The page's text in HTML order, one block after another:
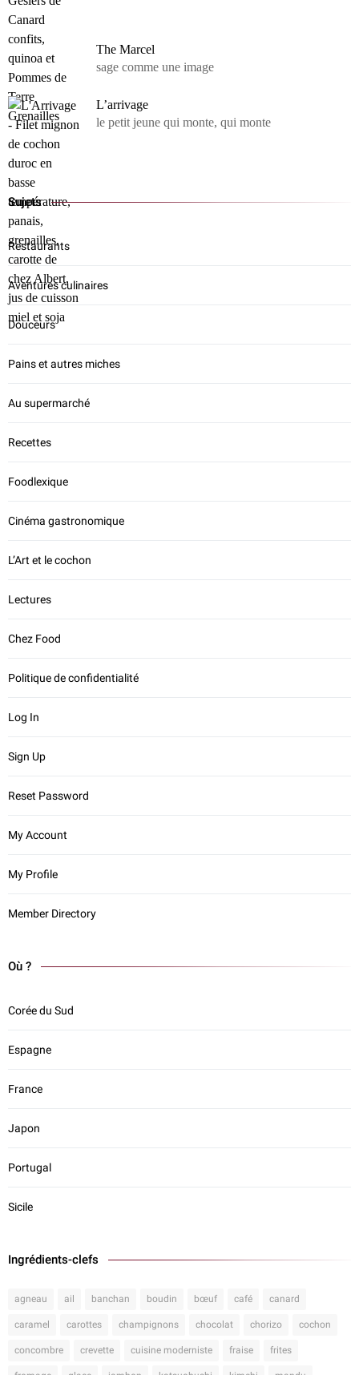
The Marcel
sage comme une image
L’arrivage
le petit jeune qui monte, qui monte
Sujets
Restaurants
Aventures culinaires
Douceurs
Pains et autres miches
Au supermarché
Recettes
Foodlexique
Cinéma gastronomique
L’Art et le cochon
Lectures
Chez Food
Politique de confidentialité
Log In
Sign Up
Reset Password
My Account
My Profile
Member Directory
Où ?
Corée du Sud
Espagne
France
Japon
Portugal
Sicile
Ingrédients-clefs
agneau ail banchan boudin bœuf café canard
caramel carottes champignons chocolat chorizo cochon
concombre crevette cuisine moderniste fraise frites